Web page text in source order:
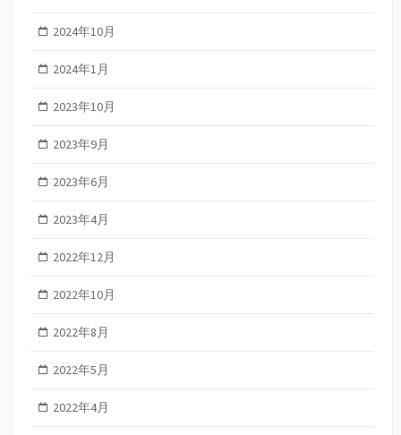
2024年10月
2024年1月
2023年10月
2023年9月
2023年6月
2023年4月
2022年12月
2022年10月
2022年8月
2022年5月
2022年4月